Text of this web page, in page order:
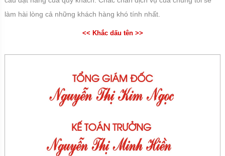
làm hài lòng cả những khách hàng khó tính nhất.
<< Khắc dấu tên >>